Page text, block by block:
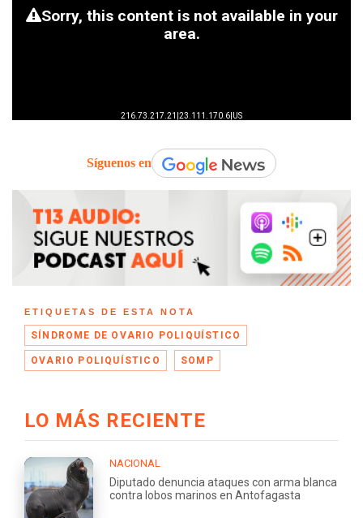
Síguenos en
ETIQUETAS DE ESTA NOTA
SÍNDROME DE OVARIO POLIQUÍSTICO
OVARIO POLIQUÍSTICO SOMP
LO MÁS RECIENTE
NACIONAL
Diputado denuncia ataques con arma blanca
contra lobos marinos en Antofagasta